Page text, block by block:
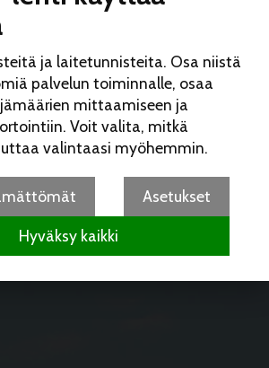
tuplamestariksi
Kallvikintiellä
sijaitseva puisto on nyt virallisesti
Vuosaaressa1.7. 12:10
arvoniittyjä – myös
29.6. 18:45
29.6. 18:25
kasassa29.6. 18:18
ja laitetunnisteita. Osa niistä
palvelun toiminnalle, osaa
mittaamiseen ja
Voit valita, mitkä
valintaasi myöhemmin.
Asetukset
Hyväksy kaikki